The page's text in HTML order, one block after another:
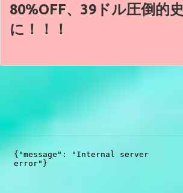
80%OFF、39ドル圧倒的
に！！！